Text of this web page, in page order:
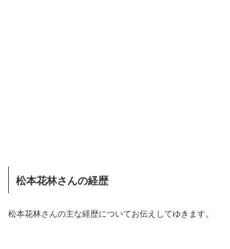
松本花林さんの経歴
松本花林さんの主な経歴についてお伝えしてゆきます。